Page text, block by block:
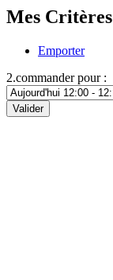
Mes Critères
Emporter
2.commander pour :
Valider